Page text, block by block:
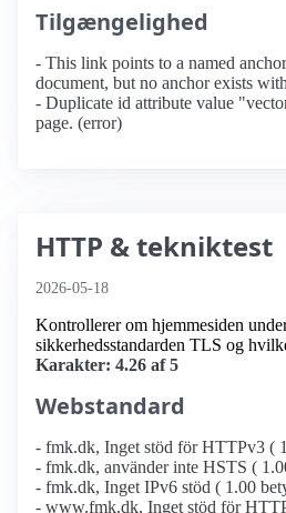
Tilgængelighed
- This link points to a named
document, but no anchor exists
- Duplicate id attribute value
page. (error)
HTTP & tekniktest
2026-05-18
Kontrollerer om hjemmesiden
sikkerhedsstandarden TLS og
Karakter: 4.26 af 5
Webstandard
- fmk.dk, Inget stöd för HTTPv3 (
- fmk.dk, använder inte HSTS (
- fmk.dk, Inget IPv6 stöd ( 1.00
- www.fmk.dk, Inget stöd för